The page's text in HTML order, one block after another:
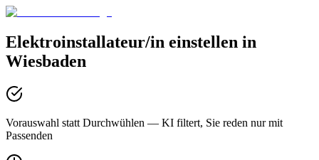
Elektroinstallateur/in einstellen in
Wiesbaden
Vorauswahl statt Durchwühlen — KI filtert, Sie reden nur mit
Passenden